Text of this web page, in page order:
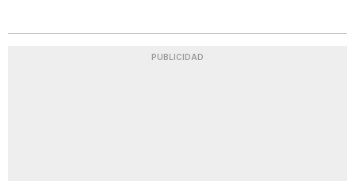
PUBLICIDAD